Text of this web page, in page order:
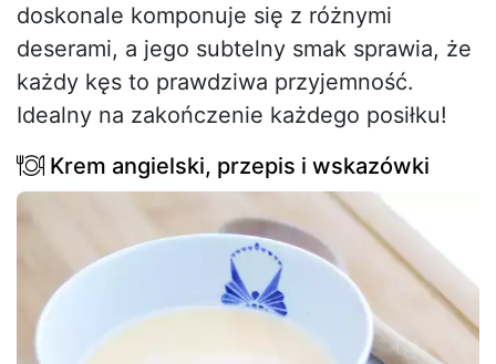
doskonale komponuje się z różnymi
deserami, a jego subtelny smak sprawia, że
każdy kęs to prawdziwa przyjemność.
Idealny na zakończenie każdego posiłku!
Krem angielski, przepis i wskazówki